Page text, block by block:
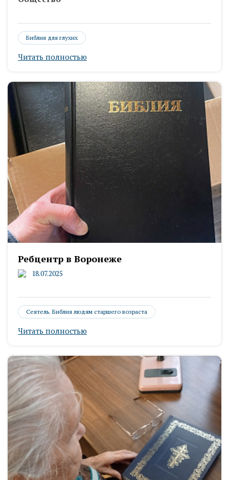
Библия для глухих
Читать полностью
Ребцентр в Воронеже
18.07.2025
Сеятель. Библия людям старшего возраста
Читать полностью